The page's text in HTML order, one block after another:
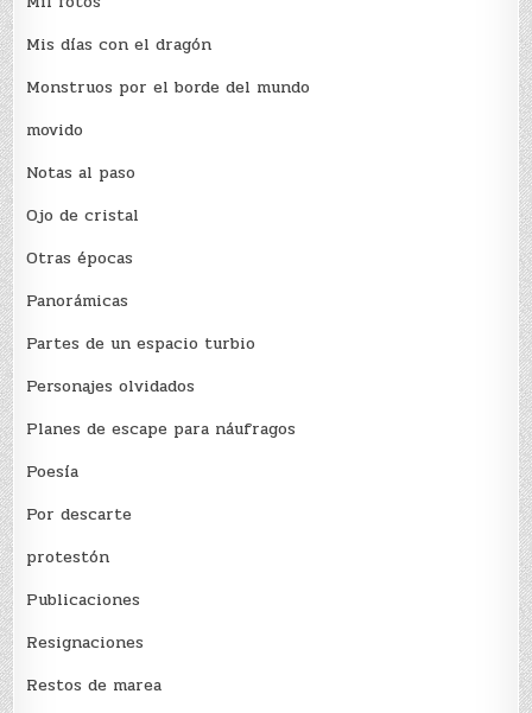
Mis días con el dragón
Monstruos por el borde del mundo
movido
Notas al paso
Ojo de cristal
Otras épocas
Panorámicas
Partes de un espacio turbio
Personajes olvidados
Planes de escape para náufragos
Poesía
Por descarte
protestón
Publicaciones
Resignaciones
Restos de marea